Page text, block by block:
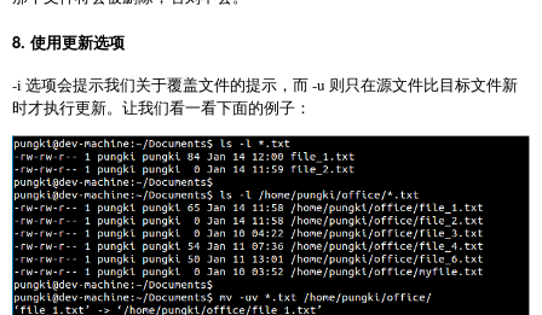
8. 使用更新选项
-i 选项会提示我们关于覆盖文件的提示，而 -u 则只在源文件比目标文件新
时才执行更新。让我们看一看下面的例子：